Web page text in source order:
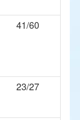
41/60
23/27